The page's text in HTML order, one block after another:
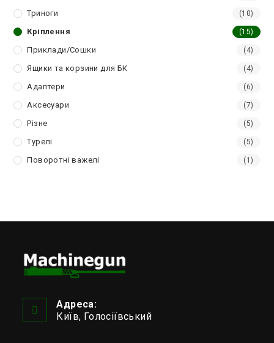
Триноги (10)
Кріплення (15)
Приклади/Сошки (4)
Ящики та корзини для БК (4)
Адаптери (6)
Аксесуари (7)
Різне (5)
Турелі (5)
Поворотні важелі (1)
Адреса:
Київ, Голосіївський